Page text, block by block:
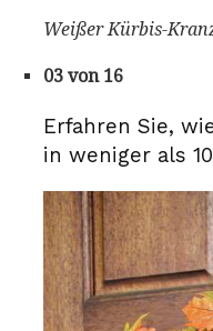
Weißer Kürbis-
03 von 16
Erfahren Sie,
in weniger als